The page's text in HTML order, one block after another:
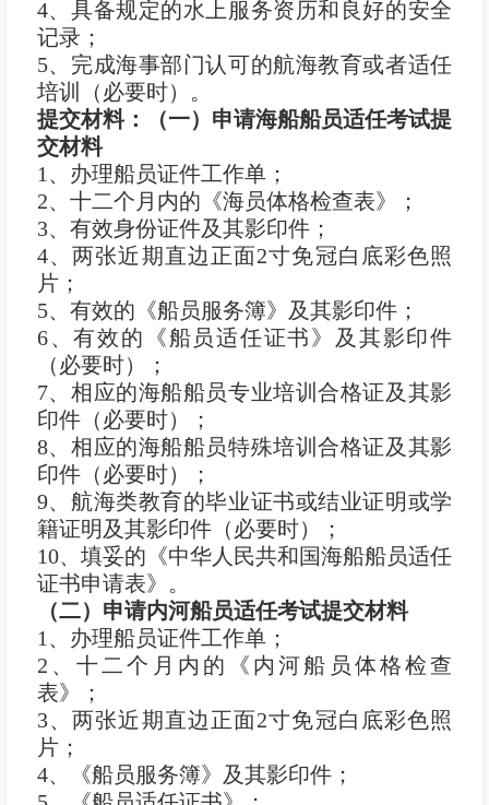
4、具备规定的水上服务资历和良好的安全
记录；
5、完成海事部门认可的航海教育或者适任
培训（必要时）。
提交材料：（一）申请海船船员适任考试提
交材料
1、办理船员证件工作单；
2、十二个月内的《海员体格检查表》；
3、有效身份证件及其影印件；
4、两张近期直边正面2寸免冠白底彩色照
片；
5、有效的《船员服务簿》及其影印件；
6、有效的《船员适任证书》及其影印件
（必要时）；
7、相应的海船船员专业培训合格证及其影
印件（必要时）；
8、相应的海船船员特殊培训合格证及其影
印件（必要时）；
9、航海类教育的毕业证书或结业证明或学
籍证明及其影印件（必要时）；
10、填妥的《中华人民共和国海船船员适任
证书申请表》。
（二）申请内河船员适任考试提交材料
1、办理船员证件工作单；
2、十二个月内的《内河船员体格检查
表》；
3、两张近期直边正面2寸免冠白底彩色照
片；
4、《船员服务簿》及其影印件；